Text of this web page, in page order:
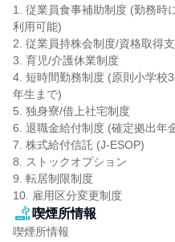
1. 従業員食事補助制度 (勤務時
利用可能)
2. 従業員持株会制度/資格取得
3. 育児/介護休業制度
4. 短時間勤務制度 (原則小学校
年生まで)
5. 独身寮/借上社宅制度
6. 退職金給付制度 (確定拠出年
7. 株式給付信託 (J-ESOP)
8. ストックオプション
9. 転居制限制度
10. 雇用区分変更制度
喫煙所情報
喫煙所情報